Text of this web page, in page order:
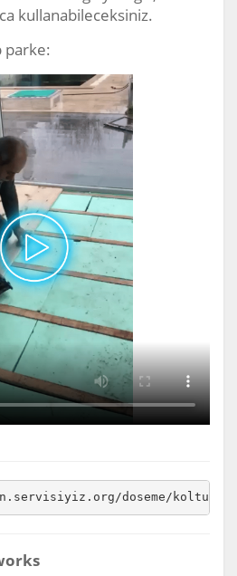
kullanabileceksiniz.
parke:
doseme/koltuk-